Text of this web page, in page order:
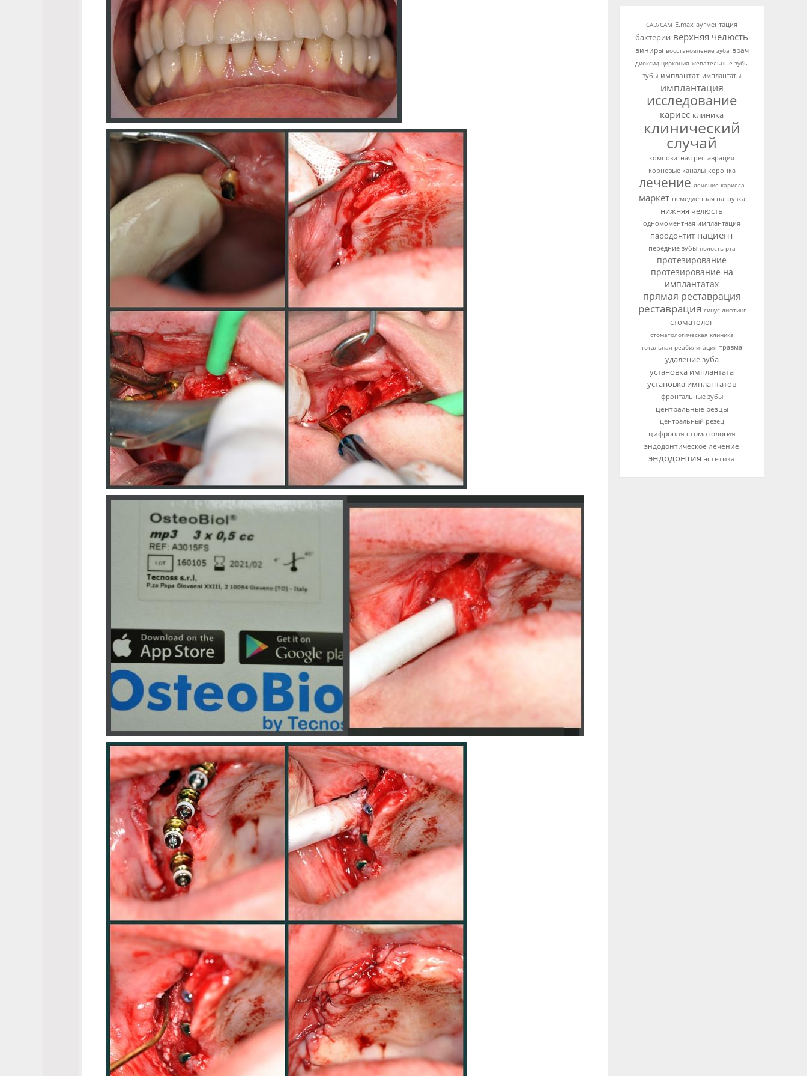
CAD/CAM E.max аугментация
бактерии верхняя челюсть
виниры восстановление зуба врач
диоксид циркония жевательные зубы
зубы имплантат имплантаты
имплантация
исследование
кариес клиника
клинический
случай
композитная реставрация
корневые каналы коронка
лечение лечение кариеса
маркет немедленная нагрузка
нижняя челюсть
одномоментная имплантация
пародонтит пациент
передние зубы полость рта
протезирование
протезирование на
имплантатах
прямая реставрация
реставрация синус-лифтинг
стоматолог
стоматологическая клиника
тотальная реабилитация травма
удаление зуба
установка имплантата
установка имплантатов
фронтальные зубы
центральные резцы
центральный резец
цифровая стоматология
эндодонтическое лечение
эндодонтия эстетика